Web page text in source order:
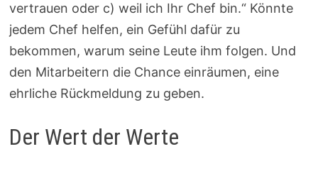
vertrauen oder c) weil ich Ihr Chef bin.“ Könnte
jedem Chef helfen, ein Gefühl dafür zu
bekommen, warum seine Leute ihm folgen. Und
den Mitarbeitern die Chance einräumen, eine
ehrliche Rückmeldung zu geben.
Der Wert der Werte